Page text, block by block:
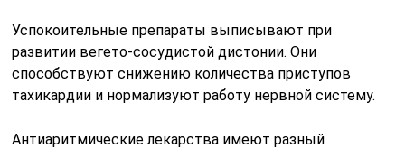
Успокоительные препараты выписывают при
развитии вегето-сосудистой дистонии. Они
способствуют снижению количества приступов
тахикардии и нормализуют работу нервной систему.
Антиаритмические лекарства имеют разный